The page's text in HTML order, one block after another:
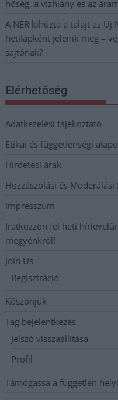
hőség, a vízhiány és az
A NER kihúzta a talajt az
hetilapként jelenik meg –
sajtónak?
Elérhetőség
Adatkezelési tájékoztató
Etikai és függetlenségi
Hirdetési árak
Hozzászólási és Moderálási
Impresszum
Iratkozzon fel heti
megyénkről!
Join Us
Regisztráció
Köszönjük
Tag bejelentkezés
Jelszó visszaállítása
Profil
Támogassa a független